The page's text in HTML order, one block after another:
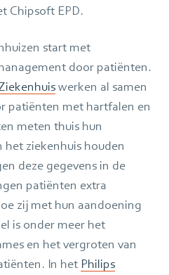
Chipsoft EPD.
start met
door patiënten.
werken al samen
patiënten met hartfalen en
meten thuis hun
ziekenhuis houden
deze gegevens in de
patiënten extra
zij met hun aandoening
is onder meer het
en het vergroten van
In het Philips